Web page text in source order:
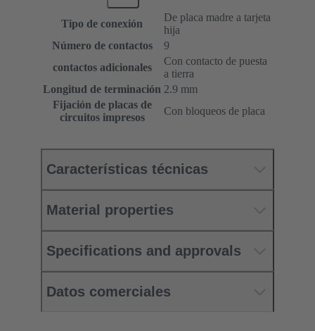
Tipo de conexión
De placa madre a tarjeta
hija
Número de contactos
9
contactos adicionales
Con contacto de puesta
a tierra
Longitud de terminación 2.9 mm
Fijación de placas de
circuitos impresos
Con bloqueos de placa
Características técnicas
Material properties
Specifications and approvals
Datos comerciales